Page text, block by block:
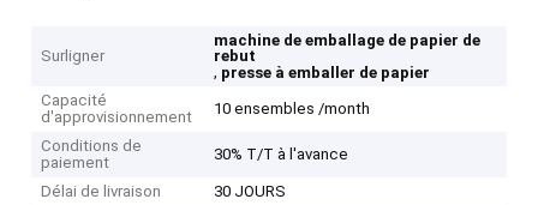
Surligner
machine de emballage de papier de
rebut
, presse à emballer de papier
Capacité
d'approvisionnement
10 ensembles /month
Conditions de
paiement
30% T/T à l'avance
Délai de livraison
30 JOURS